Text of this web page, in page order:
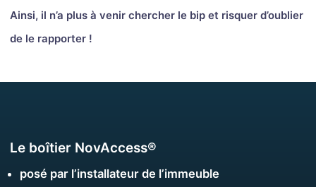
Ainsi, il n’a plus à venir chercher le bip et risquer d’oublier
de le rapporter !
Le boîtier NovAccess®
posé par l’installateur de l’immeuble